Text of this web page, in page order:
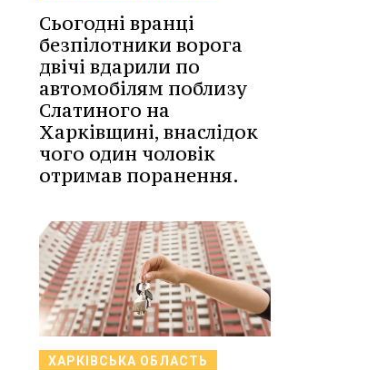
Сьогодні вранці
безпілотники ворога
двічі вдарили по
автомобілям поблизу
Слатиного на
Харківщині, внаслідок
чого один чоловік
отримав поранення.
ХАРКІВСЬКА ОБЛАСТЬ